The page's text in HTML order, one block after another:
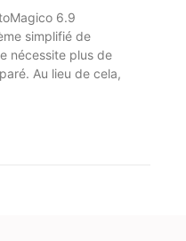
6.9
simplifié de
nécessite plus de
Au lieu de cela,